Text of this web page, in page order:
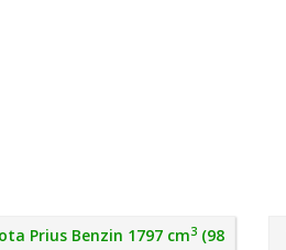
Prius Benzin 1797 cm3 (98